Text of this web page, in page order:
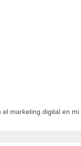
marketing digital en